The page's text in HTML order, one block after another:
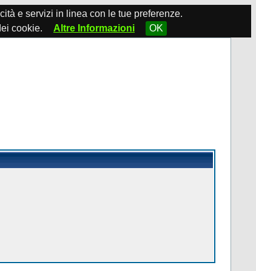
e servizi in linea con le tue preferenze.
cookie.
Altre Informazioni OK